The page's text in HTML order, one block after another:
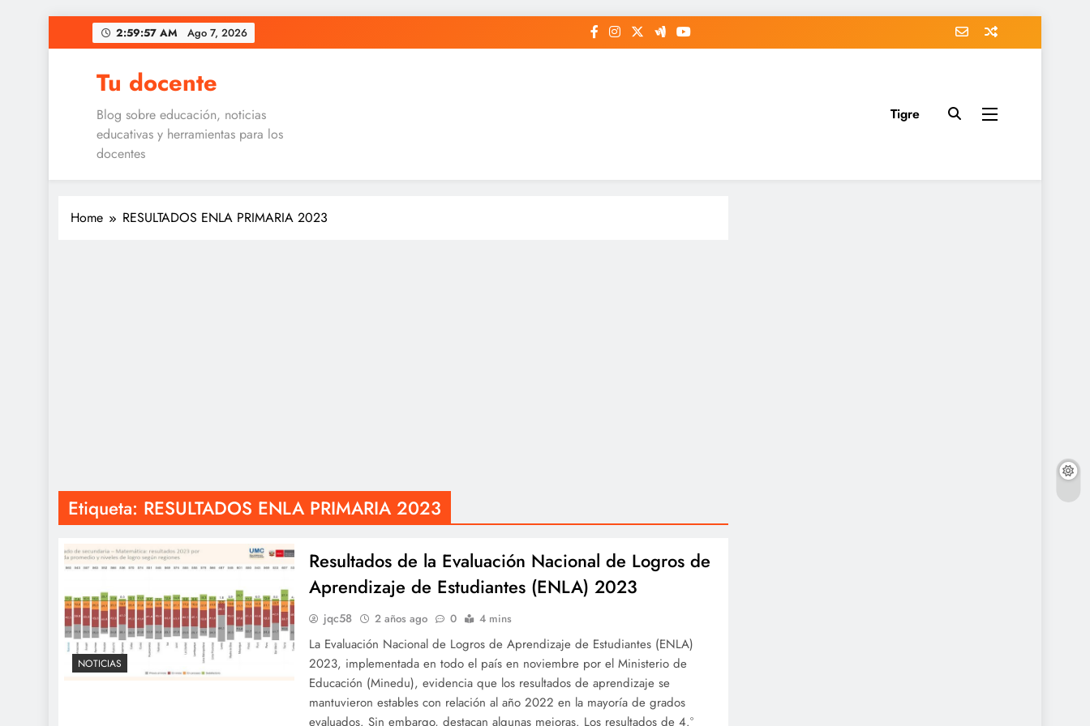
to
2:59:57 AM Ago 7, 2026
Tu docente
Blog sobre educación, noticias
educativas y herramientas para los
docentes
Tigre
Home RESULTADOS ENLA PRIMARIA 2023
Etiqueta: RESULTADOS ENLA PRIMARIA 2023
NOTICIAS
Resultados de la Evaluación Nacional de Logros de
Aprendizaje de Estudiantes (ENLA) 2023
jqc58 2 años ago 0 4 mins
La Evaluación Nacional de Logros de Aprendizaje de Estudiantes (ENLA)
2023, implementada en todo el país en noviembre por el Ministerio de
Educación (Minedu), evidencia que los resultados de aprendizaje se
mantuvieron estables con relación al año 2022 en la mayoría de grados
evaluados. Sin embargo, destacan algunas mejoras. Los resultados de 4.°